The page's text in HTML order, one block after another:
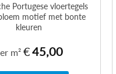
Portugese vloertegels
motief met bonte
kleuren
m² €45,00